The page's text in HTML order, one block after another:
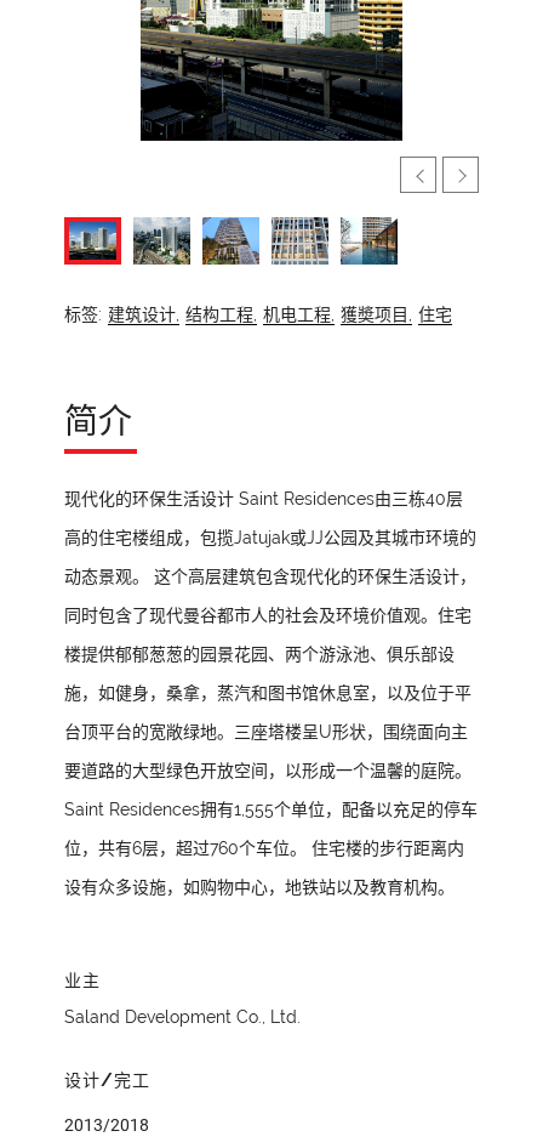
标签: 建筑设计, 结构工程, 机电工程, 獲奬项目, 住宅
简介
现代化的环保生活设计 Saint Residences由三栋40层
高的住宅楼组成，包揽Jatujak或JJ公园及其城市环境的
动态景观。 这个高层建筑包含现代化的环保生活设计，
同时包含了现代曼谷都市人的社会及环境价值观。住宅
楼提供郁郁葱葱的园景花园、两个游泳池、俱乐部设
施，如健身，桑拿，蒸汽和图书馆休息室，以及位于平
台顶平台的宽敞绿地。三座塔楼呈U形状，围绕面向主
要道路的大型绿色开放空间，以形成一个温馨的庭院。
Saint Residences拥有1,555个单位，配备以充足的停车
位，共有6层，超过760个车位。 住宅楼的步行距离内
设有众多设施，如购物中心，地铁站以及教育机构。
业主
Saland Development Co., Ltd.
设计/完工
2013/2018